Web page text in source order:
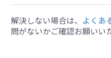
解決しない場合は、 よくあ
問がないかご確認お願いい